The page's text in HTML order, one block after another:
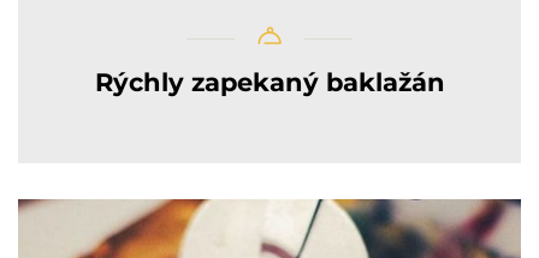
Rýchly zapekaný baklažán